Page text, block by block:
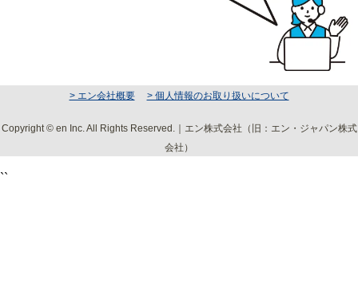
> エン会社概要 > 個人情報のお取り扱いについて
Copyright © en Inc. All Rights Reserved.｜エン株式会社（旧：エン・ジャパン株式
会社）
``